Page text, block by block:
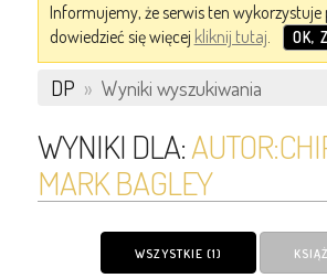
Informujemy, że serwis ten wykorzystuje
dowiedzieć się więcej kliknij tutaj. OK,
DP » Wyniki wyszukiwania
WYNIKI DLA:
MARK BAGLEY
WSZYSTKIE (1)